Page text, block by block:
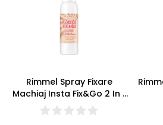
Rimmel Spray Fixare
Machiaj Insta Fix&Go 2 In 1
Primer&Setting Spray 100ml